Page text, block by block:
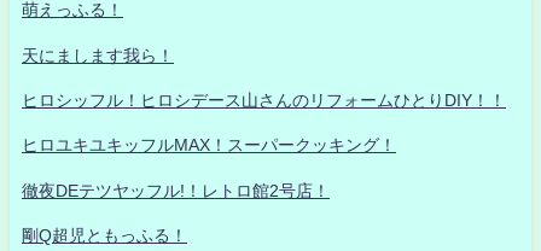
萌えっふる！
天にまします我ら！
ヒロシッフル！ヒロシデース山さんのリフォームひとりDIY！！
ヒロユキユキッフルMAX！スーパークッキング！
徹夜DEテツヤッフル!！レトロ館2号店！
剛Q超児ともっふる！